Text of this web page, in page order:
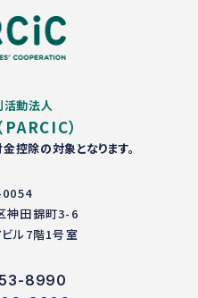
活動法人
）
控除の対象となります。
0054
神田錦町3-6
ル7階1号室
8990